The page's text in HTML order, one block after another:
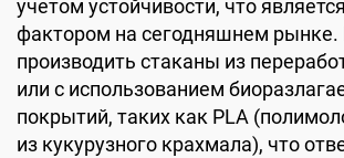
учетом устойчивости, что
фактором на сегодняшнем
производить стаканы из
или с использованием
покрытий, таких как PLA
из кукурузного крахмала), что